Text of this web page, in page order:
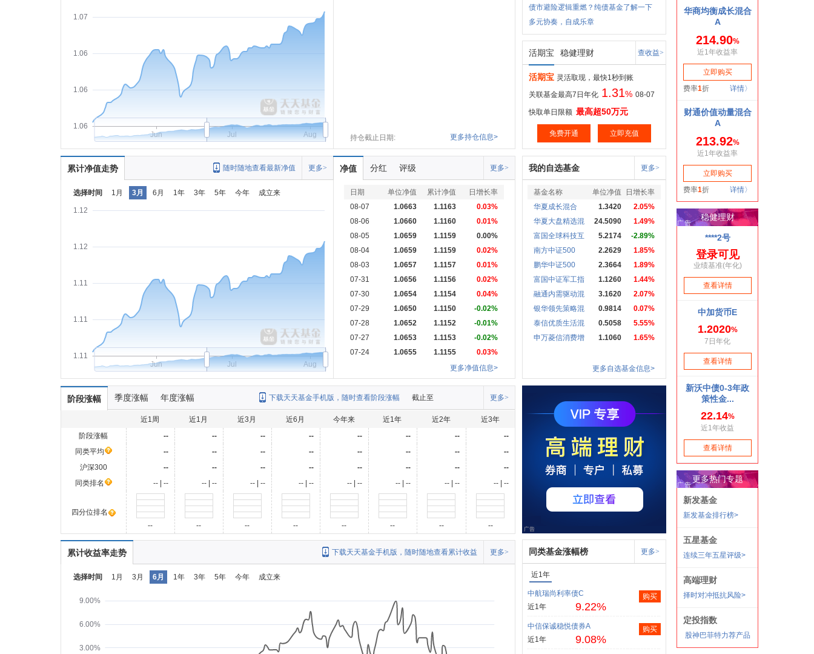
1.06
1.06
1.06
1.07
Jun Jul Aug 持仓截止日期: 更多持仓信息>
债市避险逻辑重燃？纯债基金了解一下
多元协奏，自成乐章
活期宝 稳健理财 查收益>
活期宝 灵活取现，最快1秒到账
关联基金最高7日年化 1.31% 08-07
快取单日限额 最高超50万元
免费开通 立即充值
累计净值走势 更多>
随时随地查看最新净值
选择时间 1月 3月 6月 1年 3年 5年 今年 成立来
1.11
1.11
1.11
1.12
1.12
Jun Jul Aug
净值 分红 评级 更多>
日期 单位净值 累计净值
日增长率
08-07
1.0663 1.1163
0.03%
08-06
1.0660 1.1160
0.01%
08-05
1.0659 1.1159
0.00%
08-04
1.0659 1.1159
0.02%
08-03
1.0657 1.1157
0.01%
07-31
1.0656 1.1156
0.02%
07-30
1.0654 1.1154
0.04%
07-29
1.0650 1.1150
-0.02%
07-28
1.0652 1.1152
-0.01%
07-27
1.0653 1.1153
-0.02%
07-24
1.0655 1.1155
0.03%
更多净值信息>
我的自选基金 更多>
基金名称 单位净值
日增长率
华夏成长混合
1.3420
2.05%
华夏大盘精选混
24.5090
1.49%
富国全球科技互
5.2174
-2.89%
南方中证500
2.2629
1.85%
鹏华中证500
2.3664
1.89%
富国中证军工指
1.1260
1.44%
融通内需驱动混
3.1620
2.07%
银华领先策略混
0.9814
0.07%
泰信优质生活混
0.5058
5.55%
申万菱信消费增
1.1060 1.65%
更多自选基金信息>
阶段涨幅 季度涨幅 年度涨幅 更多>
截止至
下载天天基金手机版，随时查看阶段涨幅
近1周 近1月 近3月 近6月 今年来 近1年 近2年
近3年
阶段涨幅
-- -- -- -- -- -- --
--
同类平均
-- -- -- -- -- -- --
--
沪深300
-- -- -- -- -- -- --
--
同类排名
-- | -- -- | -- -- | -- -- | -- -- | -- -- | -- -- | -- -- | --
四分位排名
--
-- -- -- -- -- -- --
累计收益率走势 更多>
下载天天基金手机版，随时随地查看累计收益
选择时间 1月 3月 6月 1年 3年 5年 今年 成立来
3.00%
6.00%
9.00%
同类基金涨幅榜 更多>
近1年
中航瑞尚利率债C
近1年
9.22%
购买
中信保诚稳悦债券A
近1年
9.08%
购买